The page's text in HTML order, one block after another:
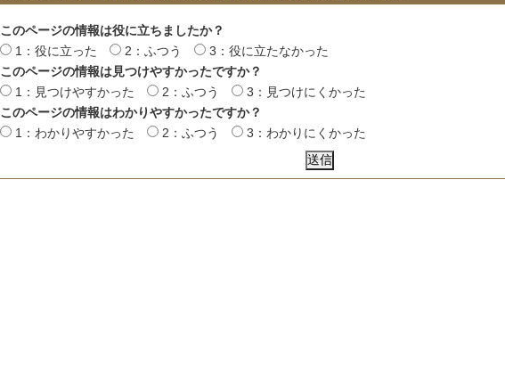
このページの情報は役に立ちましたか？
1：役に立った
2：ふつう
3：役に立たなかった
このページの情報は見つけやすかったですか？
1：見つけやすかった
2：ふつう
3：見つけにくかった
このページの情報はわかりやすかったですか？
1：わかりやすかった
2：ふつう 3：わかりにくかった